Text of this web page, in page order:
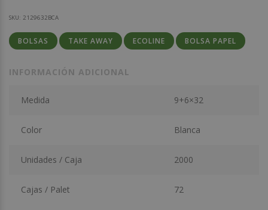
SKU: 2129632BCA
BOLSAS TAKE AWAY ECOLINE BOLSA PAPEL
INFORMACIÓN ADICIONAL
Medida 9+6×32
Color Blanca
Unidades / Caja 2000
Cajas / Palet 72